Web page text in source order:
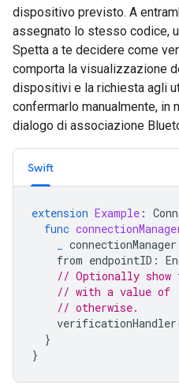
dispositivo previsto. A
assegnato lo stesso codice,
Spetta a te decidere come
comporta la visualizzazione
dispositivi e la richiesta agli
confermarlo manualmente, in
dialogo di associazione
Swift
extension Example :
func
connectionManager
from endpointID :
// Optionally
// with a value of
// otherwise.
verificationHandler
}
}